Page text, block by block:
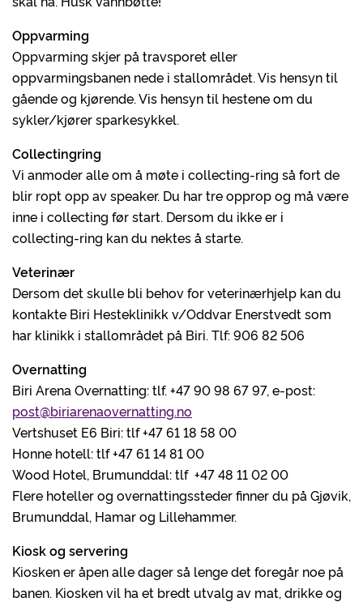
Oppvarming
Oppvarming skjer på travsporet eller
oppvarmingsbanen nede i stallområdet. Vis hensyn til
gående og kjørende. Vis hensyn til hestene om du
sykler/kjører sparkesykkel.
Collectingring
Vi anmoder alle om å møte i collecting-ring så fort de
blir ropt opp av speaker. Du har tre opprop og må være
inne i collecting før start. Dersom du ikke er i
collecting-ring kan du nektes å starte.
Veterinær
Dersom det skulle bli behov for veterinærhjelp kan du
kontakte Biri Hesteklinikk v/Oddvar Enerstvedt som
har klinikk i stallområdet på Biri. Tlf: 906 82 506
Overnatting
Biri Arena Overnatting: tlf. +47 90 98 67 97, e-post:
post@biriarenaovernatting.no
Vertshuset E6 Biri: tlf +47 61 18 58 00
Honne hotell: tlf +47 61 14 81 00
Wood Hotel, Brumunddal: tlf +47 48 11 02 00
Flere hoteller og overnattingssteder finner du på Gjøvik,
Brumunddal, Hamar og Lillehammer.
Kiosk og servering
Kiosken er åpen alle dager så lenge det foregår noe på
banen. Kiosken vil ha et bredt utvalg av mat, drikke og